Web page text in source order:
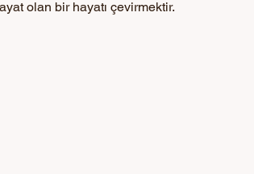
olan bir hayatı çevirmektir.